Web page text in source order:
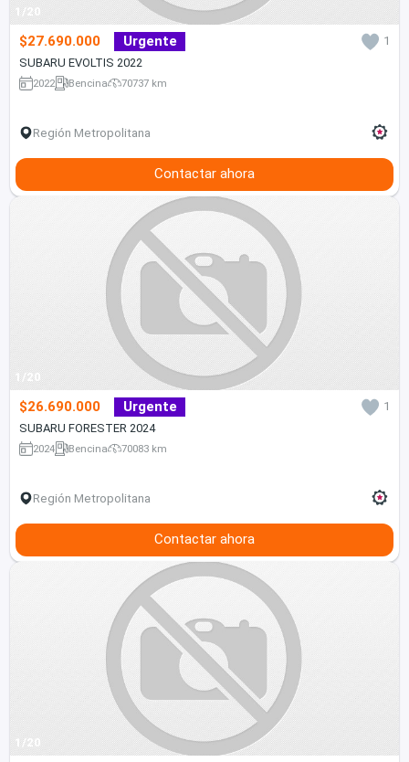
1/20
$27.690.000 Urgente
1
SUBARU EVOLTIS 2022
2022 Bencina 70737 km
Región Metropolitana
Contactar ahora
1/20
$26.690.000 Urgente
1
SUBARU FORESTER 2024
2024 Bencina 70083 km
Región Metropolitana
Contactar ahora
1/20